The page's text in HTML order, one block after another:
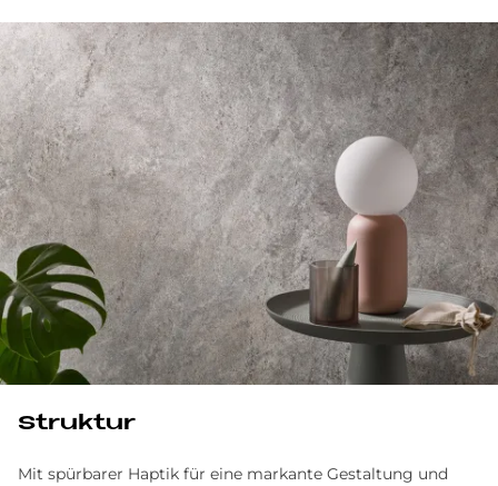
Struk­tur
Mit spürbarer Haptik für eine markante Gestaltung und